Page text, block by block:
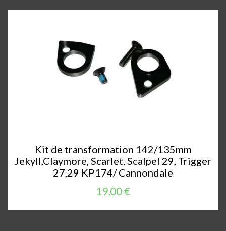
Kit de transformation 142/135mm
Jekyll,Claymore, Scarlet, Scalpel 29, Trigger
27,29 KP174/ Cannondale
19,00 €